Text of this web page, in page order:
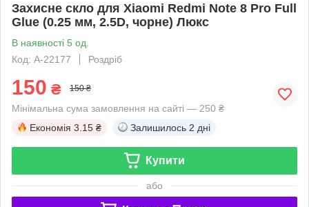
Захисне скло для Xiaomi Redmi Note 8 Pro Full
Glue (0.25 мм, 2.5D, чорне) Люкс
В наявності 5 од.
Код: A-22177
Роздріб
150 ₴ 150 ₴
Мінімальна сума замовлення на сайті — 250 ₴
Економія 3.15 ₴ Залишилось 2 дні
Купити
або